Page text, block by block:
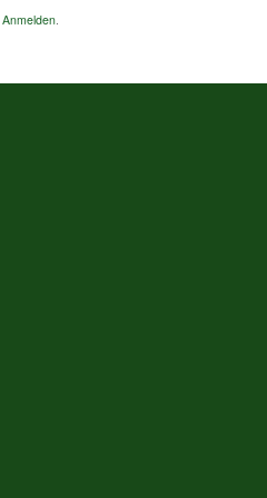
Anmelden.